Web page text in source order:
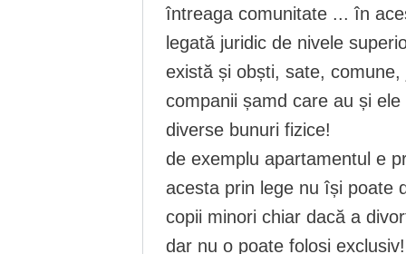
întreaga comunitate ... în
legată juridic de nivele
există și obști, sate,
companii șamd care au și
diverse bunuri fizice!
de exemplu apartamentul e
acesta prin lege nu își poate
copii minori chiar dacă a
dar nu o poate folosi exclusiv!